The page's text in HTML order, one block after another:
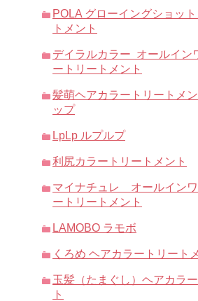
POLA グローイングショッ
トメント
デイラルカラー オールイ
ートリートメント
髪萌ヘアカラートリートメ
ップ
LpLp ルプルプ
利尻カラートリートメント
マイナチュレ オールイン
ートリートメント
LAMOBO ラモボ
くろめ ヘアカラートリート
玉髪（たまぐし）ヘアカラ
ト